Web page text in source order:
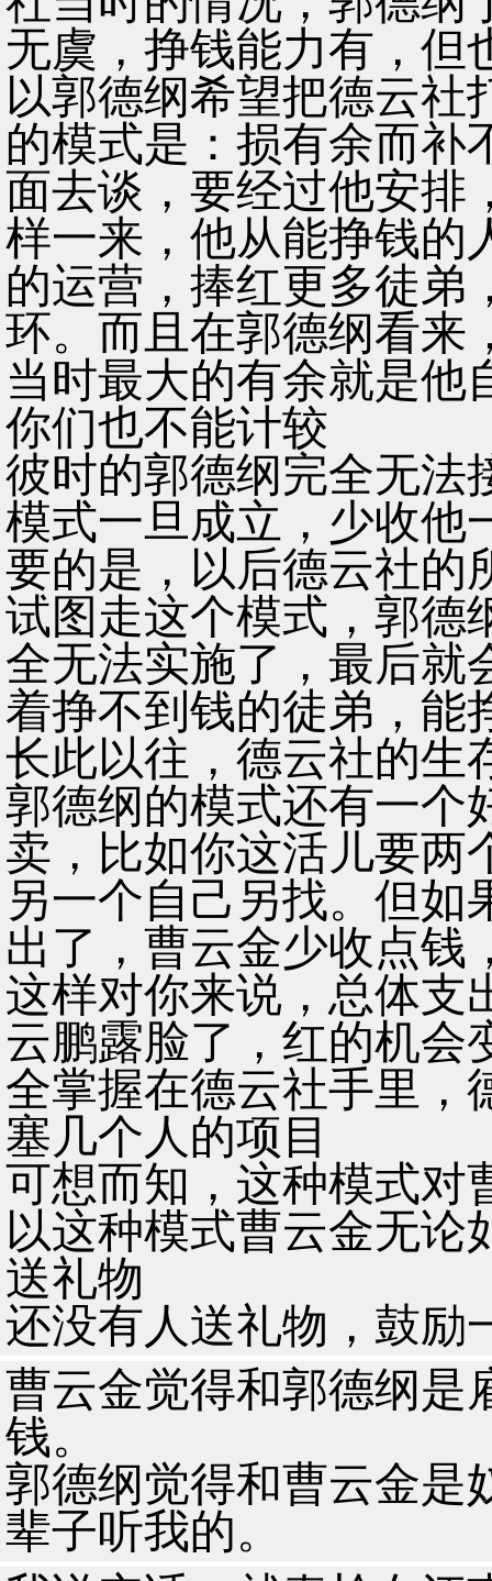
无虞，挣钱能力有，但
以郭德纲希望把德云社
的模式是：损有余而补
面去谈，要经过他安排
样一来，他从能挣钱的
的运营，捧红更多徒弟
环。而且在郭德纲看来
当时最大的有余就是他
你们也不能计较
彼时的郭德纲完全无法
模式一旦成立，少收他
要的是，以后德云社的
试图走这个模式，郭德
全无法实施了，最后就
着挣不到钱的徒弟，能
长此以往，德云社的生
郭德纲的模式还有一个
卖，比如你这活儿要两
另一个自己另找。但如
出了，曹云金少收点钱
这样对你来说，总体支
云鹏露脸了，红的机会
全掌握在德云社手里，
塞几个人的项目
可想而知，这种模式对
以这种模式曹云金无论
送礼物
还没有人送礼物，鼓励
曹云金觉得和郭德纲是
钱。
郭德纲觉得和曹云金是
辈子听我的。